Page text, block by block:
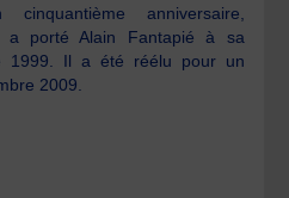
anniversaire,
a porté Alain Fantapié à sa
1999. Il a été réélu pour un
2009.